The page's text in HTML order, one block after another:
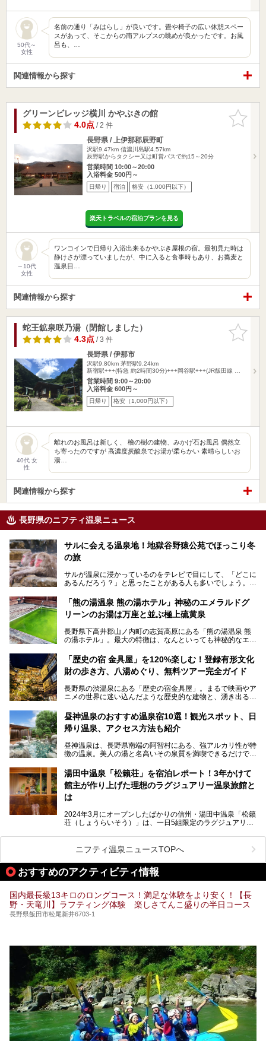
50代～
女性
名前の通り「みはらし」が良いです。畳や椅子の広い休憩スペー
スがあって、そこからの南アルプスの眺めが良かったです。お風
呂も、…
関連情報から探す
お気に入
りに追加
グリーンビレッジ横川 かやぶきの館
4.0点/ 2 件
長野県 / 上伊那郡辰野町
沢駅9.47km 信濃川島駅4.57km
辰野駅からタクシー又は町営バスで約15～20分
営業時間 10:00～20:00
入浴料金 500円～
日帰り 宿泊 格安（1,000円以下）
楽天トラベルの宿泊プランを見る
～10代
女性
ワンコインで日帰り入浴出来るかやぶき屋根の宿。最初見た時は
静けさが漂っていましたが、中に入ると食事時もあり、お蕎麦と
温泉目…
関連情報から探す
お気に入
りに追加
蛇王鉱泉咲乃湯（閉館しました）
4.3点/ 3 件
長野県 / 伊那市
沢駅9.80km 茅野駅9.24km
新宿駅+++(特急 約2時間30分)+++岡谷駅+++(JR飯田線 …
営業時間 9:00～20:00
入浴料金 600円～
日帰り 格安（1,000円以下）
40代 女
性
離れのお風呂は新しく、 檜の樹の建物、みかげ石お風呂 偶然立
ち寄ったのですが 高濃度炭酸泉でお湯が柔らかい 素晴らしいお
湯…
関連情報から探す
長野県のニフティ温泉ニュース
サルに会える温泉地！地獄谷野猿公苑でほっこり冬
の旅
サルが温泉に浸かっているのをテレビで目にして、「どこに
あるんだろう？」と思ったことがある人も多いでしょう。
この微笑ましい光景は、長野県にある「地獄谷野猿公苑」で
見られるもので、野生のサルが雪景色の中で温泉に浸かる姿
を間近で観察できます。
本記事では、地獄谷野猿公苑の魅力や見どころ、サルと温泉
との関係性、地獄谷周辺の観光スポットについて紹介しま
ので、野生のサルを観察する貴重な自然体験と温泉をあわせ
て楽しみたい人は、ぜひ参考にしてください。
「熊の湯温泉 熊の湯ホテル」神秘のエメラルドグ
リーンのお湯は万座と並ぶ極上硫黄泉
長野県下高井郡山ノ内町の志賀高原にある「熊の湯温泉 熊
の湯ホテル」。最大の特徴は、なんといっても神秘的なエメ
リピートするファンも多い温泉です。冬はスキーと一緒に楽
しみたい極上の温泉を紹介します。
「歴史の宿 金具屋」を120%楽しむ！登録有形文化
財の歩き方、八湯めぐり、無料ツアー完全ガイド
長野県の渋温泉にある「歴史の宿金具屋」。まるで映画やア
ニメの世界に迷い込んだような歴史的な建物と、湧き出る温
を隅々まで楽しみたいですよね。この記事では、金具屋での
滞在を最高の思い出にするための「楽しみ方」を徹底的にご
紹介します！
昼神温泉のおすすめ温泉宿10選！観光スポット、日
帰り温泉、アクセス方法も紹介
昼神温泉は、長野県南端の阿智村にある、強アルカリ性が特
徴の温泉。美人の湯と名高いその泉質を満喫できるだけでな
昼神温泉では、朝市などの観光スポットや、信州名物のおや
きを楽しめるグルメスポットなど、観光を楽しむにはぴった
りの場所が豊富にあります。
この記事では、昼神温泉での滞在を充実させる宿泊施設や日
帰り温泉、見どころ満載の観光・グルメスポットに加え、ア
クセス方法も順に紹介します。
湯田中温泉「松籟荘」を宿泊レポート！3年かけて
館主が作り上げた理想のラグジュアリー温泉旅館と
は
2024年3月にオープンしたばかりの信州・湯田中温泉「松籟
荘（しょうらいそう）」は、一日5組限定のラグジュアリー
ライベートに楽しめる非日常感が味わえます。また宿泊者は
道向かいの「よろづや」の大浴場「桃山風呂」や共同浴場の
「湯田中大湯」も利用ができます。
極上のお湯に浸り上質なお料理に舌鼓、特別な日に泊まりた
い湯田中温泉「松籟荘」を、実際に宿泊した目線で紹介しま
ニフティ温泉ニュースTOPへ
おすすめのアクティビティ情報
国内最長級13キロのロングコース！満足な体験をより安く！【長
野・天竜川】ラフティング体験 楽しさてんこ盛りの半日コース
長野県飯田市松尾新井6703-1